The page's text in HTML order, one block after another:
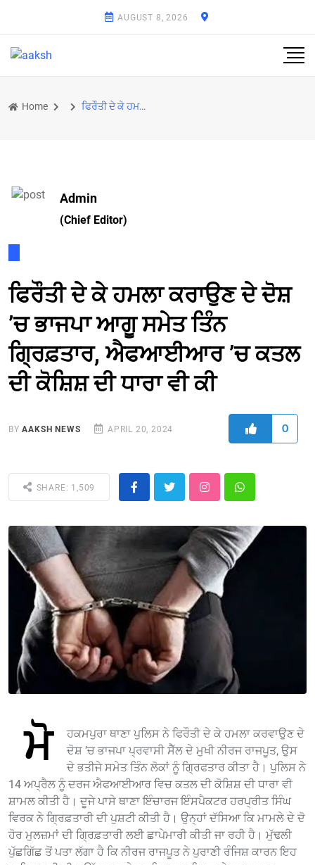
AUGUST 8, 2026
Home ਫਿਰੌਤੀ ਦੇ ਕੇ ਹਮਲਾ ਕਰਾਉਣ ਦੇ ਦੋਸ਼ ’ਚ ਭਾਜਪਾ ਆਗੂ ਸਮੇਤ ਤਿੰਨ ਗ੍ਰਿਫ਼ਤਾਰ, ਐਫਆਈਆਰ ’ਚ ਕਤਲ ਦੀ ਕੋਸ਼ਿਸ਼ ਦੀ ਧਾਰਾ ਵੀ ਕੀ
Admin
(Chief Editor)
ਫਿਰੌਤੀ ਦੇ ਕੇ ਹਮਲਾ ਕਰਾਉਣ ਦੇ ਦੋਸ਼
’ਚ ਭਾਜਪਾ ਆਗੂ ਸਮੇਤ ਤਿੰਨ
ਗ੍ਰਿਫ਼ਤਾਰ, ਐਫਆਈਆਰ ’ਚ ਕਤਲ
ਦੀ ਕੋਸ਼ਿਸ਼ ਦੀ ਧਾਰਾ ਵੀ ਕੀ
BYAAKSH NEWS APRIL 20, 2024 0
SHARE: 1,509
ਮੋ
ਹਕਮਪੁਰਾ ਥਾਣਾ ਪੁਲਿਸ ਨੇ ਫਿਰੌਤੀ ਦੇ ਕੇ ਹਮਲਾ ਕਰਵਾਉਣ ਦੇ
ਦੋਸ਼ ’ਚ ਭਾਜਪਾ ਪ੍ਰਵਾਸੀ ਸੈੱਲ ਦੇ ਮੁਖੀ ਨੀਰਜ ਰਾਜਪੂਤ, ਉਸ
ਦੇ ਭਤੀਜੇ ਸਮੇਤ ਤਿੰਨ ਲੋਕਾਂ ਨੂੰ ਗ੍ਰਿਫਤਾਰ ਕੀਤਾ ਹੈ। ਪੁਲਿਸ ਨੇ
14 ਅਪ੍ਰੈਲ ਨੂੰ ਦਰਜ ਐਫਆਈਆਰ ਵਿਚ ਕਤਲ ਦੀ ਕੋਸ਼ਿਸ਼ ਦੀ ਧਾਰਾ ਵੀ
ਸ਼ਾਮਲ ਕੀਤੀ ਹੈ। ਦੂਜੇ ਪਾਸੇ ਥਾਣਾ ਇੰਚਾਰਜ ਇੰਸਪੈਕਟਰ ਹਰਪ੍ਰੀਤ ਸਿੰਘ
ਵਿਰਕ ਨੇ ਗ੍ਰਿਫ਼ਤਾਰੀ ਦੀ ਪੁਸ਼ਟੀ ਕੀਤੀ ਹੈ। ਉਨ੍ਹਾਂ ਦੱਸਿਆ ਕਿ ਮਾਮਲੇ ਦੇ ਦੋ
ਹੋਰ ਮੁਲਜ਼ਮਾਂ ਦੀ ਗ੍ਰਿਫ਼ਤਾਰੀ ਲਈ ਛਾਪੇਮਾਰੀ ਕੀਤੀ ਜਾ ਰਹੀ ਹੈ। ਮੁੱਢਲੀ
ਪੁੱਛਗਿੱਛ ਤੋਂ ਪਤਾ ਲੱਗਾ ਹੈ ਕਿ ਨੀਰਜ ਰਾਜਪੂਤ ਨੇ ਪੁਰਾਣੀ ਰੰਜਿਸ਼ ਕਾਰਨ ਇਹ